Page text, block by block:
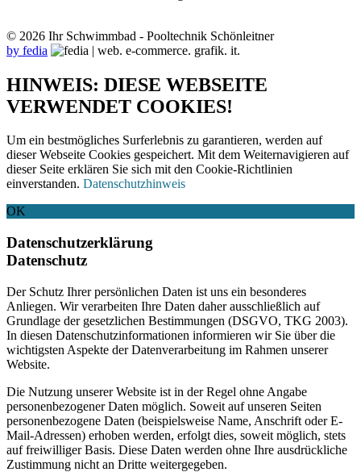
© 2026 Ihr Schwimmbad - Pooltechnik Schönleitner
by fedia
HINWEIS: DIESE WEBSEITE
VERWENDET COOKIES!
Um ein bestmögliches Surferlebnis zu garantieren, werden auf
dieser Webseite Cookies gespeichert. Mit dem Weiternavigieren auf
dieser Seite erklären Sie sich mit den Cookie-Richtlinien
einverstanden. Datenschutzhinweis
OK
Datenschutzerklärung
Datenschutz
Der Schutz Ihrer persönlichen Daten ist uns ein besonderes
Anliegen. Wir verarbeiten Ihre Daten daher ausschließlich auf
Grundlage der gesetzlichen Bestimmungen (DSGVO, TKG 2003).
In diesen Datenschutzinformationen informieren wir Sie über die
wichtigsten Aspekte der Datenverarbeitung im Rahmen unserer
Website.
Die Nutzung unserer Website ist in der Regel ohne Angabe
personenbezogener Daten möglich. Soweit auf unseren Seiten
personenbezogene Daten (beispielsweise Name, Anschrift oder E-
Mail-Adressen) erhoben werden, erfolgt dies, soweit möglich, stets
auf freiwilliger Basis. Diese Daten werden ohne Ihre ausdrückliche
Zustimmung nicht an Dritte weitergegeben.